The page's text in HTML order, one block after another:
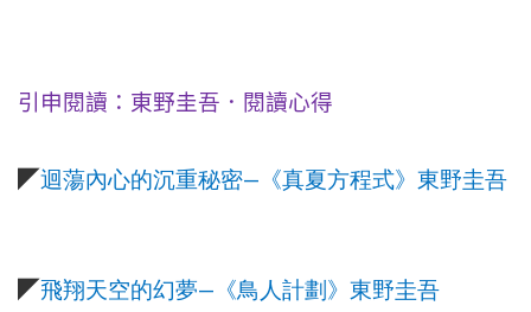
引申閱讀：東野圭吾．閱讀心得
◤迴蕩內心的沉重秘密— 《真夏方程式》東野圭吾
◤飛翔天空的幻夢— 《鳥人計劃》東野圭吾